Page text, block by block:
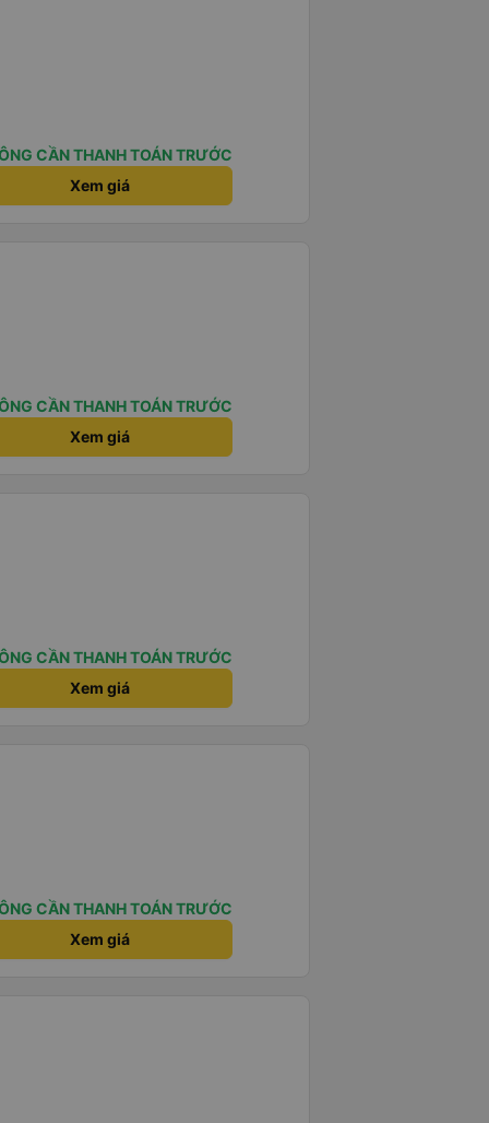
CẦN THANH TOÁN TRƯỚC
Xem giá
CẦN THANH TOÁN TRƯỚC
Xem giá
CẦN THANH TOÁN TRƯỚC
Xem giá
CẦN THANH TOÁN TRƯỚC
Xem giá